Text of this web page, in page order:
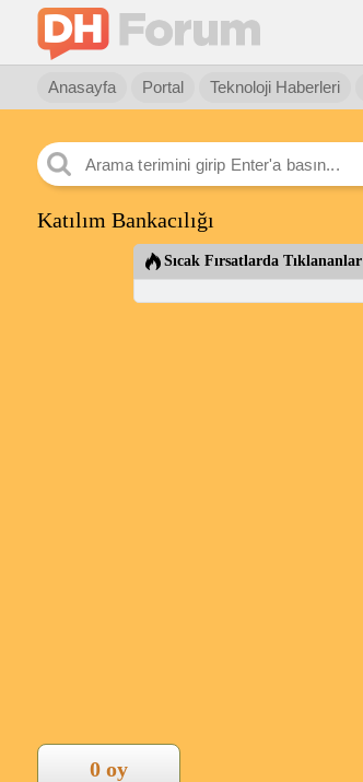
Anasayfa Portal Teknoloji Haberleri
Katılım Bankacılığı
Sıcak Fırsatlarda Tıklananlar
0 oy